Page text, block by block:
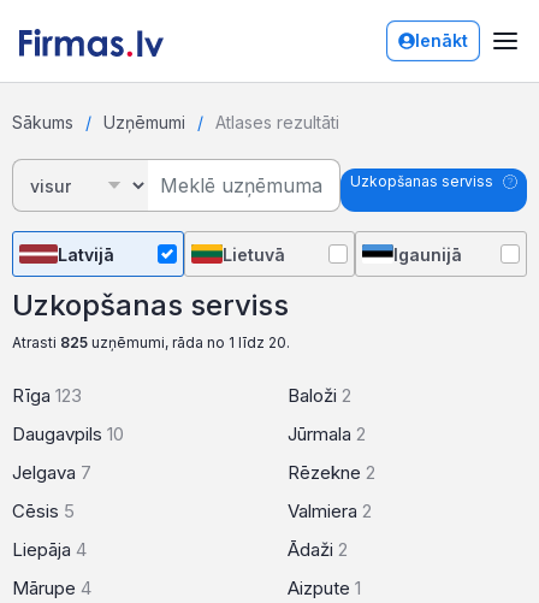
Ienākt
Sākums Uzņēmumi Atlases rezultāti
Uzkopšanas serviss
Latvijā Lietuvā Igaunijā
Uzkopšanas serviss
Atrasti 825 uzņēmumi, rāda no 1 līdz 20.
Rīga 123
Daugavpils 10
Jelgava 7
Cēsis 5
Liepāja 4
Mārupe 4
Baloži 2
Jūrmala 2
Rēzekne 2
Valmiera 2
Ādaži 2
Aizpute 1